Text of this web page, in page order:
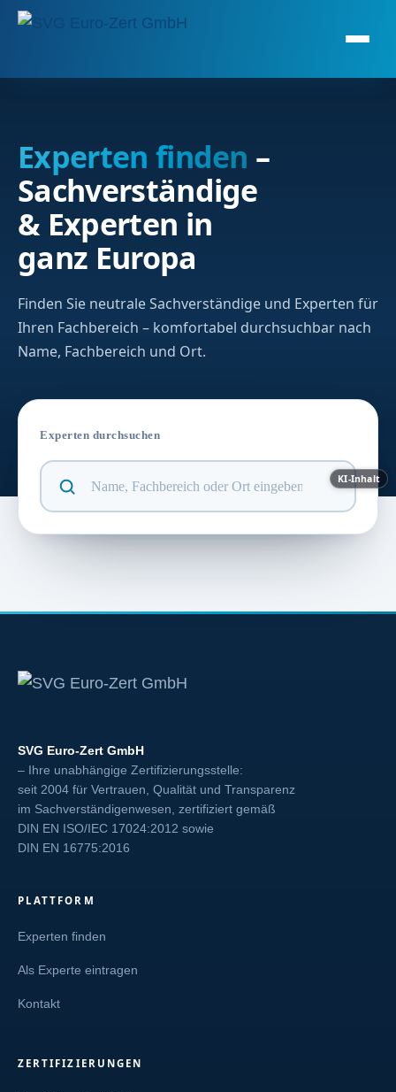
Experten finden –
Sachverständige
& Experten in
ganz Europa
Finden Sie neutrale Sachverständige und Experten für
Ihren Fachbereich – komfortabel durchsuchbar nach
Name, Fachbereich und Ort.
KI-Inhalt
Experten durchsuchen
SVG Euro-Zert GmbH
– Ihre unabhängige Zertifizierungsstelle:
seit 2004 für Vertrauen, Qualität und Transparenz
im Sachverständigenwesen, zertifiziert gemäß
DIN EN ISO/IEC 17024:2012 sowie
DIN EN 16775:2016
PLATTFORM
Experten finden
Als Experte eintragen
Kontakt
ZERTIFIZIERUNGEN